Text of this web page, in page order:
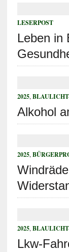
LESERPOST
Leben in
2025,
Alkohol
2025,
2025,
Lkw-